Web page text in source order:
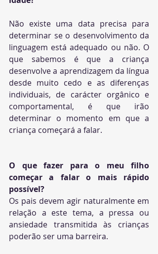
Não existe uma data precisa para
determinar se o desenvolvimento da
linguagem está adequado ou não. O
que sabemos é que a criança
desenvolve a aprendizagem da língua
desde muito cedo e as diferenças
individuais, de carácter orgânico e
comportamental, é que irão
determinar o momento em que a
criança começará a falar.
O que fazer para o meu filho
começar a falar o mais rápido
possível?
Os pais devem agir naturalmente em
relação a este tema, a pressa ou
ansiedade transmitida às crianças
poderão ser uma barreira.